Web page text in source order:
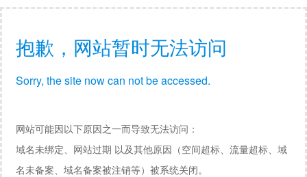
抱歉，网站暂时无法访问
Sorry, the site now can not be accessed.
网站可能因以下原因之一而导致无法访问：
域名未绑定、网站过期 以及其他原因（空间超标、流量超标、域
名未备案、域名备案被注销等）被系统关闭。